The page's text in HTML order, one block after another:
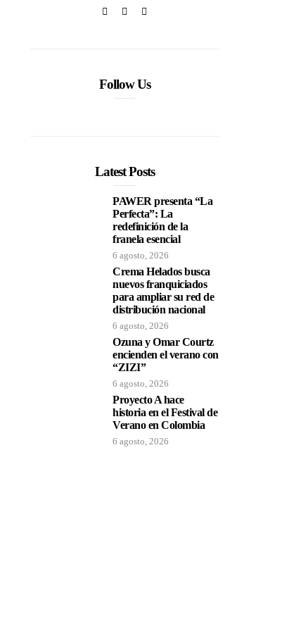
Follow Us
Latest Posts
PAWER presenta “La
Perfecta”: La
redefinición de la
franela esencial
6 agosto, 2026
Crema Helados busca
nuevos franquiciados
para ampliar su red de
distribución nacional
6 agosto, 2026
Ozuna y Omar Courtz
encienden el verano con
“ZIZI”
6 agosto, 2026
Proyecto A hace
historia en el Festival de
Verano en Colombia
6 agosto, 2026